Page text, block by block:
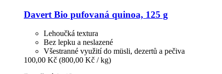
Davert Bio pufovaná quinoa, 125 g
Lehoučká textura
Bez lepku a neslazené
Všestranné využití do müsli, dezertů a pečiva
100,00 Kč (800,00 Kč / kg)